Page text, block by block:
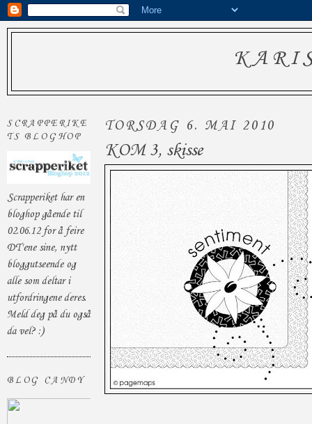
SCRAPPERIKE
TS BLOGHOP
Scrapperiket har en
bloghop gående til
02.06.12 for å feire
DT'ene sine, nytt
bloggutseende og
alle som deltar i
utfordringene deres.
Meld deg på du også
da vel? :)
BLOG CANDY
TORSDAG 6. MAI 2010
KOM 3, skisse